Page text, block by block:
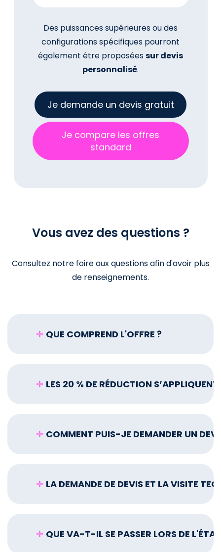
Des puissances supérieures ou des
configurations spécifiques pourront
également être proposéessur devis
personnalisé.
Je demande un devis gratuit
Je compare les offres
standard
Vous avez des questions ?
Consultez notre foire aux questions afin d'avoir plus
de renseignements.
✛ QUE COMPREND L'OFFRE ?
✛ LES 20 % DE RÉDUCTION
✛ COMMENT PUIS-JE DEMANDER UN
✛ LA DEMANDE DE DEVIS ET LA VISITE
✛ QUE VA-T-IL SE PASSER LORS DE